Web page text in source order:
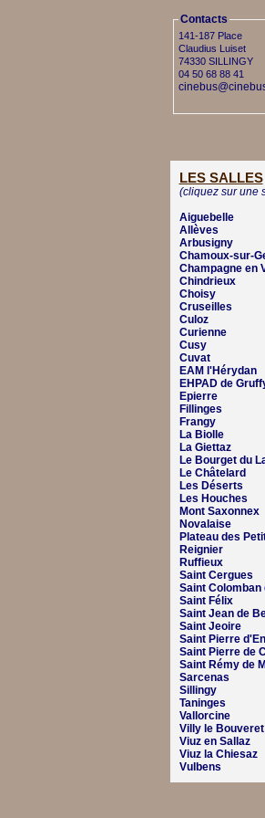
Contacts
141-187 Place
Claudius Luiset
74330 SILLINGY
04 50 68 88 41
LES SALLES
(cliquez sur une
Aiguebelle
Allèves
Arbusigny
Chamoux-sur-
Champagne en
Chindrieux
Choisy
Cruseilles
Culoz
Curienne
Cusy
Cuvat
EAM l'Hérydan
EHPAD de
Epierre
Fillinges
Frangy
La Biolle
La Giettaz
Le Bourget du
Le Châtelard
Les Déserts
Les Houches
Mont Saxonnex
Novalaise
Plateau des
Reignier
Ruffieux
Saint Cergues
Saint Colomban
Saint Félix
Saint Jean de
Saint Jeoire
Saint Pierre
Saint Pierre de
Saint Rémy de
Sarcenas
Sillingy
Taninges
Vallorcine
Villy le Bouveret
Viuz en Sallaz
Viuz la Chiesaz
Vulbens